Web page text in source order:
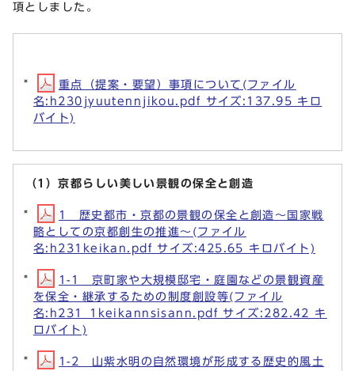
項としました。
重点（提案・要望）事項について(ファイル
名:h230jyuutennjikou.pdf サイズ:137.95 キロ
バイト)
（1）京都らしい美しい景観の保全と創造
1 歴史都市・京都の景観の保全と創造～国家戦
略としての京都創生の推進～(ファイル
名:h231keikan.pdf サイズ:425.65 キロバイト)
1-1 京町家や大規模邸宅・庭園などの景観資産
を保全・継承するための制度創設等(ファイル
名:h231_1keikannsisann.pdf サイズ:282.42 キ
ロバイト)
1-2 山紫水明の自然環境が形成する歴史的風土